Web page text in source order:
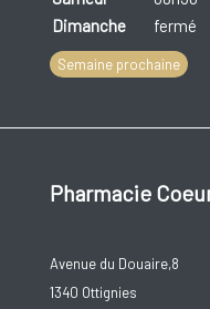
Dimanche
fermé
Semaine prochaine
Pharmacie
Avenue du Douaire,8
1340 Ottignies